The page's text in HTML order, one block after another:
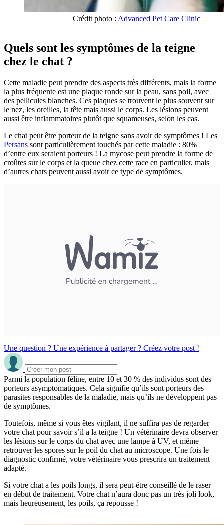
Crédit photo : Advanced Pet Care Clinic
Quels sont les symptômes de la teigne
chez le chat ?
Cette maladie peut prendre des aspects très différents, mais la forme
la plus fréquente est une plaque ronde sur la peau, sans poil, avec
des pellicules blanches. Ces plaques se trouvent le plus souvent sur
le nez, les oreilles, la tête mais aussi le corps. Les lésions peuvent
aussi être inflammatoires plutôt que squameuses, selon les cas.
Le chat peut être porteur de la teigne sans avoir de symptômes ! Les
Persans sont particulièrement touchés par cette maladie : 80%
d’entre eux seraient porteurs ! La mycose peut prendre la forme de
croûtes sur le corps et la queue chez cette race en particulier, mais
d’autres chats peuvent aussi avoir ce type de symptômes.
Une question ? Une expérience à partager ? Créez votre post !
Parmi la population féline, entre 10 et 30 % des individus sont des
porteurs asymptomatiques. Cela signifie qu’ils sont porteurs des
parasites responsables de la maladie, mais qu’ils ne développent pas
de symptômes.
Toutefois, même si vous êtes vigilant, il ne suffira pas de regarder
votre chat pour savoir s’il a la teigne ! Un vétérinaire devra observer
les lésions sur le corps du chat avec une lampe à UV, et même
retrouver les spores sur le poil du chat au microscope. Une fois le
diagnostic confirmé, votre vétérinaire vous prescrira un traitement
adapté.
Si votre chat a les poils longs, il sera peut-être conseillé de le raser
en début de traitement. Votre chat n’aura donc pas un très joli look,
mais heureusement, les poils, ça repousse !